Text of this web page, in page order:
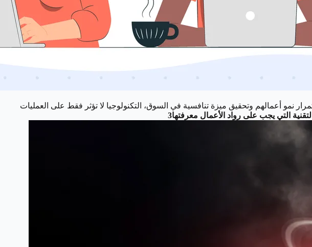
نمو أعمالهم وتحقيق ميزة تنافسية في السوق، التكنولوجيا لا تؤثر فقط على العمليات
التي يجب على رواد الأعمال معرفتها3